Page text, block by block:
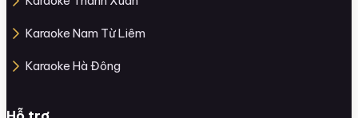
Karaoke Nam Từ Liêm
Karaoke Hà Đông